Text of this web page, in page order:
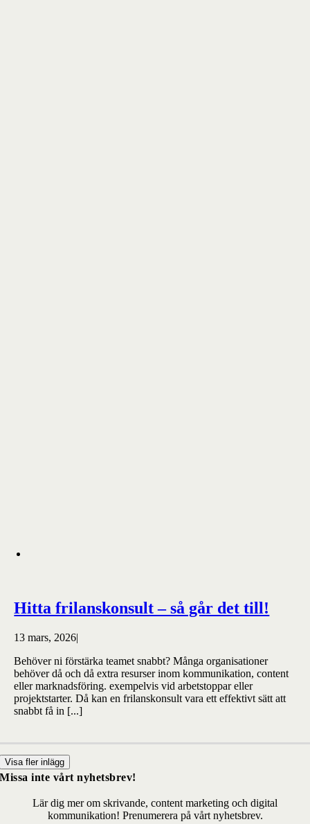
Hitta frilanskonsult – så går det till!
13 mars, 2026|
Behöver ni förstärka teamet snabbt? Många organisationer
behöver då och då extra resurser inom kommunikation, content
eller marknadsföring. exempelvis vid arbetstoppar eller
projektstarter. Då kan en frilanskonsult vara ett effektivt sätt att
snabbt få in [...]
Visa fler inlägg
Missa inte vårt nyhetsbrev!
Lär dig mer om skrivande, content marketing och digital
kommunikation! Prenumerera på vårt nyhetsbrev.